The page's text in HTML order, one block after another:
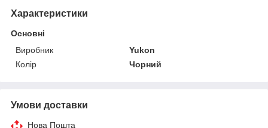
Характеристики
Основні
Виробник
Yukon
Колір
Чорний
Умови доставки
Нова Пошта